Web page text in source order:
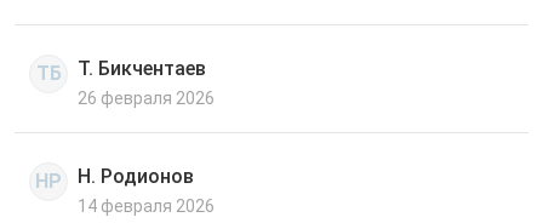
ТБ Т. Бикчентаев
26 февраля 2026
НР Н. Родионов
14 февраля 2026